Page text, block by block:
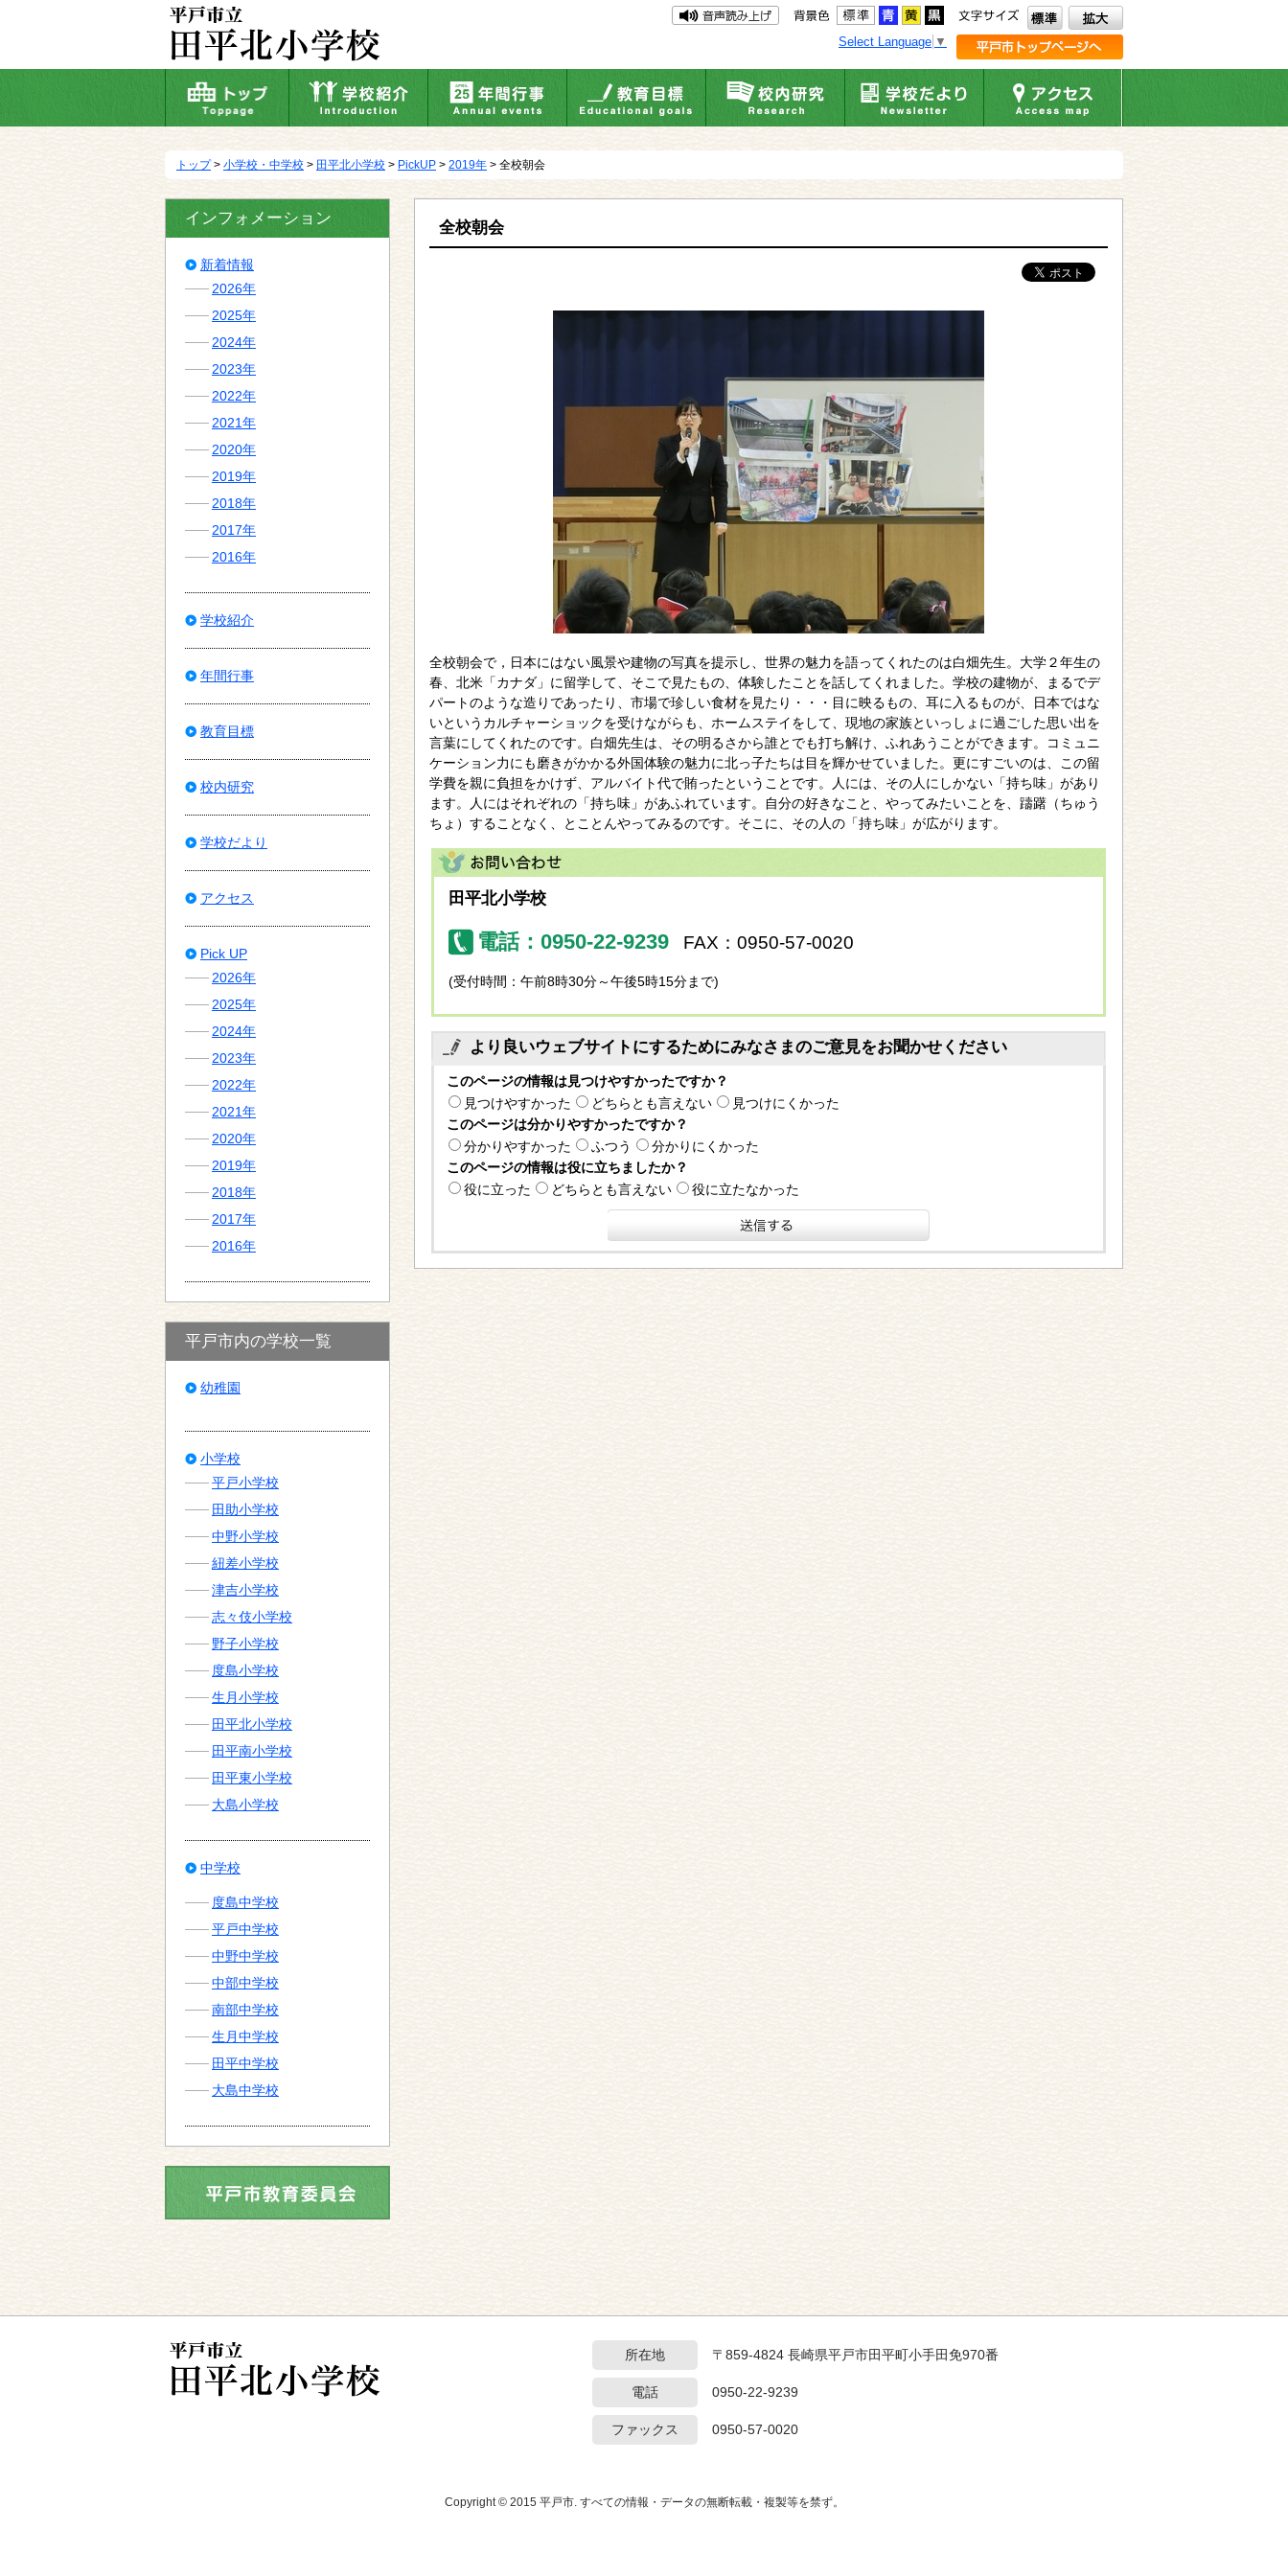
動
Select Language ▼
トップ> 小学校・中学校 > 田平北小学校 > PickUP > 2019年 > 全校朝会
全校朝会
全校朝会で，日本にはない風景や建物の写真を提示し、世界の魅力を語ってくれたのは白畑先生。大学２年生の
春、北米「カナダ」に留学して、そこで見たもの、体験したことを話してくれました。学校の建物が、まるでデ
パートのような造りであったり、市場で珍しい食材を見たり・・・目に映るもの、耳に入るものが、日本ではな
いというカルチャーショックを受けながらも、ホームステイをして、現地の家族といっしょに過ごした思い出を
言葉にしてくれたのです。白畑先生は、その明るさから誰とでも打ち解け、ふれあうことができます。コミュニ
ケーション力にも磨きがかかる外国体験の魅力に北っ子たちは目を輝かせていました。更にすごいのは、この留
学費を親に負担をかけず、アルバイト代で賄ったということです。人には、その人にしかない「持ち味」があり
ます。人にはそれぞれの「持ち味」があふれています。自分の好きなこと、やってみたいことを、躊躇（ちゅう
ちょ）することなく、とことんやってみるのです。そこに、その人の「持ち味」が広がります。
田平北小学校
電話：0950-22-9239 FAX：0950-57-0020
(受付時間：午前8時30分～午後5時15分まで)
より良いウェブサイトにするためにみなさまのご意見をお聞かせください
このページの情報は見つけやすかったですか？
見つけやすかった
どちらとも言えない
見つけにくかった
このページは分かりやすかったですか？
分かりやすかった
ふつう
分かりにくかった
このページの情報は役に立ちましたか？
役に立った
どちらとも言えない 役に立たなかった
インフォメーション
新着情報
2026年
2025年
2024年
2023年
2022年
2021年
2020年
2019年
2018年
2017年
2016年
学校紹介
年間行事
教育目標
校内研究
学校だより
アクセス
Pick UP
2026年
2025年
2024年
2023年
2022年
2021年
2020年
2019年
2018年
2017年
2016年
平戸市内の学校一覧
幼稚園
小学校
平戸小学校
田助小学校
中野小学校
紐差小学校
津吉小学校
志々伎小学校
野子小学校
度島小学校
生月小学校
田平北小学校
田平南小学校
田平東小学校
大島小学校
中学校
度島中学校
平戸中学校
中野中学校
中部中学校
南部中学校
生月中学校
田平中学校
大島中学校
所在地 〒859-4824 長崎県平戸市田平町小手田免970番
電話 0950-22-9239
ファックス 0950-57-0020
Copyright © 2015 平戸市. すべての情報・データの無断転載・複製等を禁ず。